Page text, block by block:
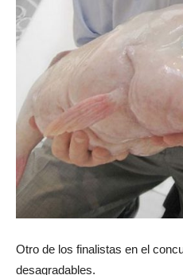
Otro de los finalistas en el
desagradables.